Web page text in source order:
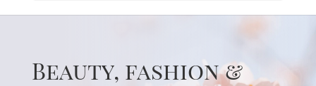
Beauty, fashion &